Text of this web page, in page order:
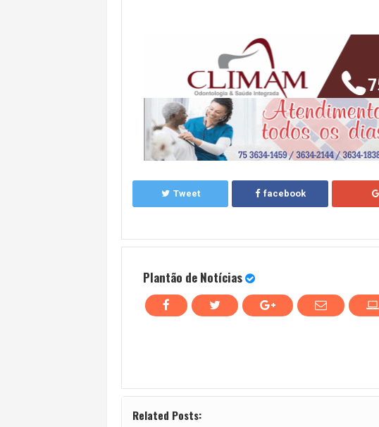
Tweet facebook
Plantão de Notícias
Related Posts: